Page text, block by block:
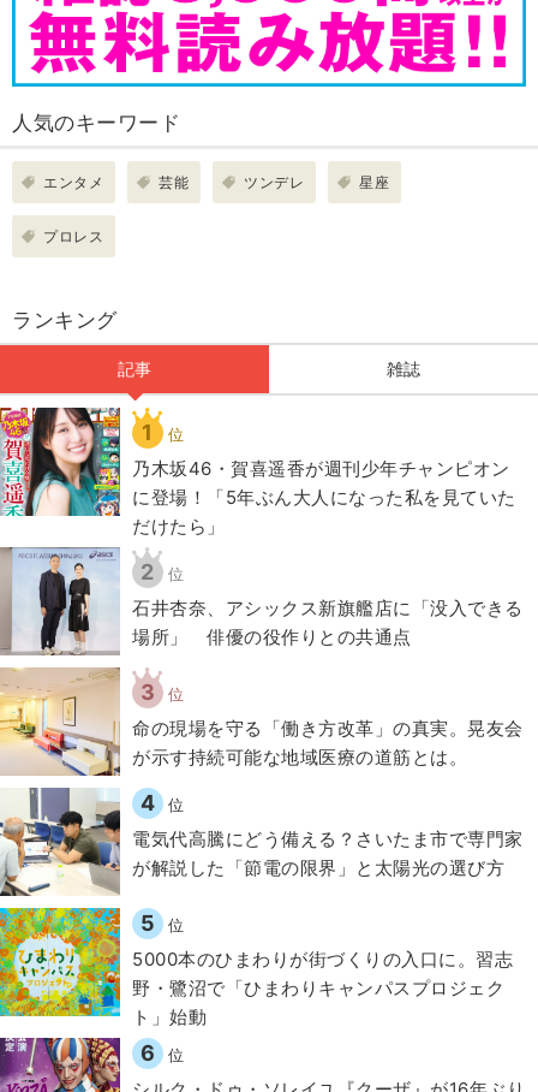
人気のキーワード
エンタメ 芸能 ツンデレ 星座
プロレス
ランキング
記事 雑誌
1 位
乃木坂46・賀喜遥香が週刊少年チャンピオン
に登場！「5年ぶん大人になった私を見ていた
だけたら」
2 位
石井杏奈、アシックス新旗艦店に「没入できる
場所」 俳優の役作りとの共通点
3 位
​命の現場を守る「働き方改革」の真実。晃友会
が示す持続可能な地域医療の道筋とは。
4 位
電気代高騰にどう備える？さいたま市で専門家
が解説した「節電の限界」と太陽光の選び方
5 位
5000本のひまわりが街づくりの入口に。習志
野・鷺沼で「ひまわりキャンパスプロジェク
ト」始動
6 位